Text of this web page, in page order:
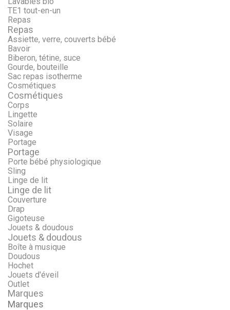
TE1 tout-en-un
Repas
Repas
Assiette, verre, couverts bébé
Bavoir
Biberon, tétine, suce
Gourde, bouteille
Sac repas isotherme
Cosmétiques
Cosmétiques
Corps
Lingette
Solaire
Visage
Portage
Portage
Porte bébé physiologique
Sling
Linge de lit
Linge de lit
Couverture
Drap
Gigoteuse
Jouets & doudous
Jouets & doudous
Boîte à musique
Doudous
Hochet
Jouets d'éveil
Outlet
Marques
Marques